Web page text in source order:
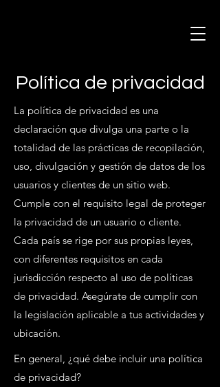
Política de privacidad
La política de privacidad es una
declaración que divulga una parte o la
totalidad de las prácticas de recopilación,
uso, divulgación y gestión de datos de los
usuarios y clientes de un sitio web.
Cumple con el requisito legal de proteger
la privacidad de un usuario o cliente.
Cada país se rige por sus propias leyes,
con diferentes requisitos en cada
jurisdicción respecto al uso de políticas
de privacidad. Asegúrate de cumplir con
la legislación aplicable a tus actividades y
ubicación.
En general, ¿qué debe incluir una política
de privacidad?